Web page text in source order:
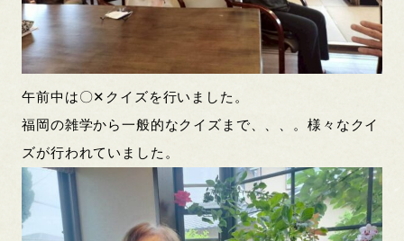
午前中は〇✕クイズを行いました。
福岡の雑学から一般的なクイズまで、、、。様々なクイ
ズが行われていました。